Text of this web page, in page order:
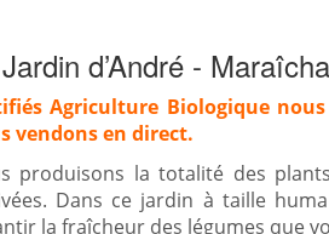
d’André -
Agriculture Biologique
vendons en direct.
produisons la totalité des
Dans ce jardin à taille
la fraîcheur des légumes que